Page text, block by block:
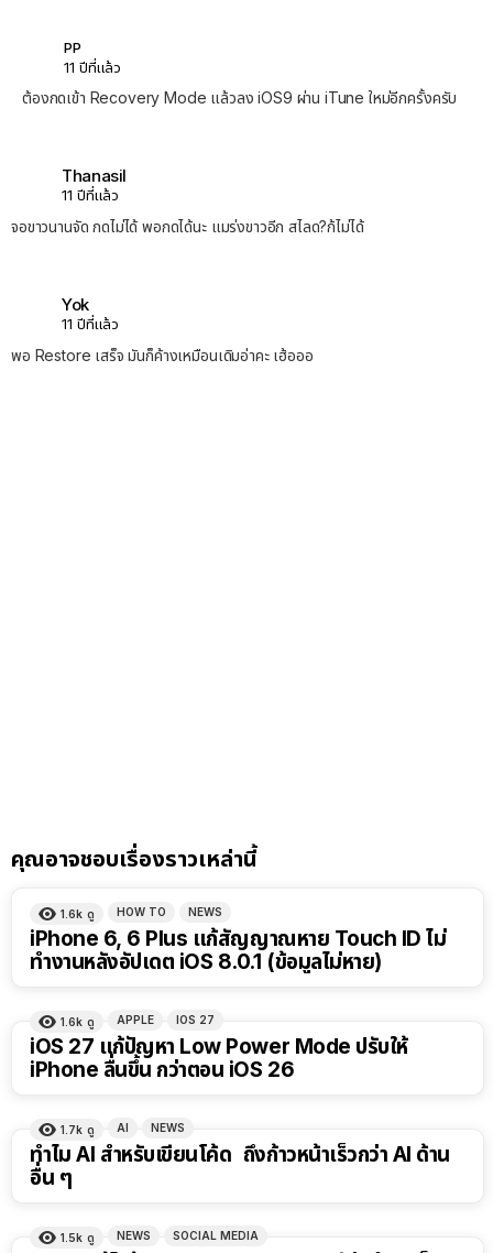
PP
11 ปีที่แล้ว
ต้องกดเข้า Recovery Mode แล้วลง iOS9 ผ่าน iTune ใหม่อีกครั้งครับ
Thanasil
11 ปีที่แล้ว
จอขาวนานจัด กดไม่ได้ พอกดได้นะ แมร่งขาวอีก สไลด?ก้ไม่ได้
Yok
11 ปีที่แล้ว
พอ Restore เสร็จ มันก็ค้างเหมือนเดิมอ่าคะ เฮ้อออ
คุณอาจชอบเรื่องราวเหล่านี้
1.6k ดู HOW TO NEWS
iPhone 6, 6 Plus แก้สัญญาณหาย Touch ID ไม่
ทำงานหลังอัปเดต iOS 8.0.1 (ข้อมูลไม่หาย)
1.6k ดู APPLE IOS 27
iOS 27 แก้ปัญหา Low Power Mode ปรับให้
iPhone ลื่นขึ้น กว่าตอน iOS 26
1.7k ดู AI NEWS
ทำไม AI สำหรับเขียนโค้ด ถึงก้าวหน้าเร็วกว่า AI ด้าน
อื่น ๆ
1.5k ดู NEWS SOCIAL MEDIA